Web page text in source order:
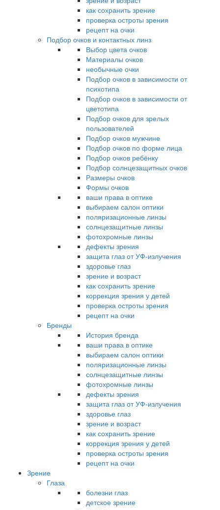
как сохранить зрение
проверка остроты зрения
рецепт на очки
Подбор очков и контактных линз
Выбор цвета очков
Материалы очков
необычные очки
Подбор очков в зависимости от
психотипа
Подбор очков в зависимости от
цветотипа
Подбор очков для зрелых
пользователей
Подбор очков мужчине
Подбор очков по форме лица
Подбор очков ребёнку
Подбор солнцезащитных очков
Размеры очков
Формы очков
ваши права в оптике
выбираем салон оптики
поляризационные линзы
солнцезащитные линзы
фотохромные линзы
дефекты зрения
защита глаз от УФ-излучения
здоровье глаз
зрение и возраст
как сохранить зрение
коррекция зрения у детей
проверка остроты зрения
рецепт на очки
Бренды
История бренда
ваши права в оптике
выбираем салон оптики
поляризационные линзы
солнцезащитные линзы
фотохромные линзы
дефекты зрения
защита глаз от УФ-излучения
здоровье глаз
зрение и возраст
как сохранить зрение
коррекция зрения у детей
проверка остроты зрения
рецепт на очки
Зрение
Глаза
болезни глаз
детское зрение